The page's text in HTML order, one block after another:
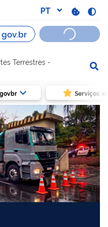
Terrestres -
Serviços